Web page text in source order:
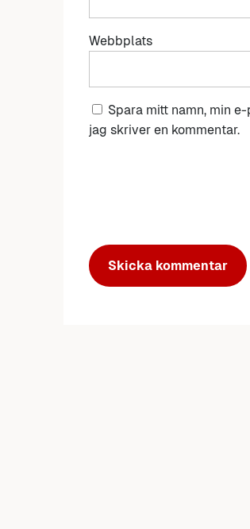
Webbplats
Spara mitt namn, min
jag skriver en kommentar.